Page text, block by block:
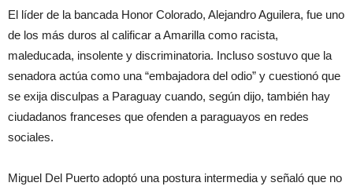
El líder de la bancada Honor Colorado, Alejandro Aguilera, fue uno
de los más duros al calificar a Amarilla como racista,
maleducada, insolente y discriminatoria. Incluso sostuvo que la
senadora actúa como una “embajadora del odio” y cuestionó que
se exija disculpas a Paraguay cuando, según dijo, también hay
ciudadanos franceses que ofenden a paraguayos en redes
sociales.
Miguel Del Puerto adoptó una postura intermedia y señaló que no